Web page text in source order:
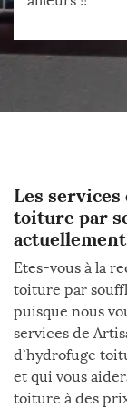
Les services
toiture par
actuellement
Etes-vous à la
toiture par
puisque nous
services de
d`hydrofuge
et qui vous
toiture à des